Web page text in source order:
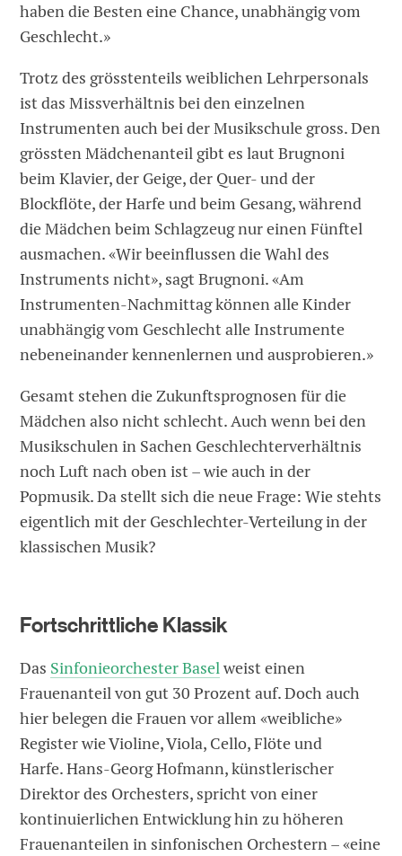
haben die Besten eine Chance, unabhängig vom
Geschlecht.»
Trotz des grösstenteils weiblichen Lehrpersonals
ist das Missverhältnis bei den einzelnen
Instrumenten auch bei der Musikschule gross. Den
grössten Mädchenanteil gibt es laut Brugnoni
beim Klavier, der Geige, der Quer- und der
Blockflöte, der Harfe und beim Gesang, während
die Mädchen beim Schlagzeug nur einen Fünftel
ausmachen. «Wir beeinflussen die Wahl des
Instruments nicht», sagt Brugnoni. «Am
Instrumenten-Nachmittag können alle Kinder
unabhängig vom Geschlecht alle Instrumente
nebeneinander kennenlernen und ausprobieren.»
Gesamt stehen die Zukunftsprognosen für die
Mädchen also nicht schlecht. Auch wenn bei den
Musikschulen in Sachen Geschlechterverhältnis
noch Luft nach oben ist – wie auch in der
Popmusik. Da stellt sich die neue Frage: Wie stehts
eigentlich mit der Geschlechter-Verteilung in der
klassischen Musik?
Fortschrittliche Klassik
Das Sinfonieorchester Baselweist einen
Frauenanteil von gut 30 Prozent auf. Doch auch
hier belegen die Frauen vor allem «weibliche»
Register wie Violine, Viola, Cello, Flöte und
Harfe. Hans-Georg Hofmann, künstlerischer
Direktor des Orchesters, spricht von einer
kontinuierlichen Entwicklung hin zu höheren
Frauenanteilen in sinfonischen Orchestern – «eine